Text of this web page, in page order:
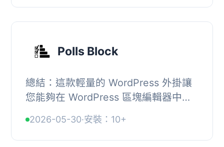
至個人檔案...
Polls Block
總結：這款輕量的 WordPress 外掛讓
您能夠在 WordPress 區塊編輯器中輕
並在文章或頁面上添加，幫助您與觀眾
互動並輕鬆收...
2026-05-30·安裝：10+